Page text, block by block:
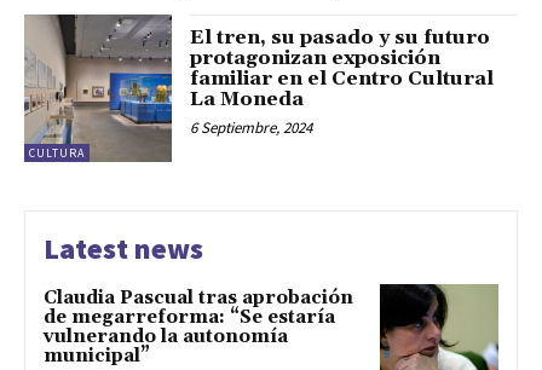
CULTURA
El tren, su pasado y su futuro
protagonizan exposición
familiar en el Centro Cultural
La Moneda
6 Septiembre, 2024
Latest news
Claudia Pascual tras aprobación
de megarreforma: “Se estaría
vulnerando la autonomía
municipal”